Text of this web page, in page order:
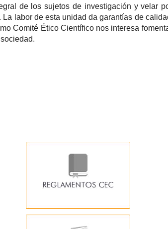
de los sujetos de investigación y velar
labor de esta unidad da garantías de
Comité Ético Científico nos interesa